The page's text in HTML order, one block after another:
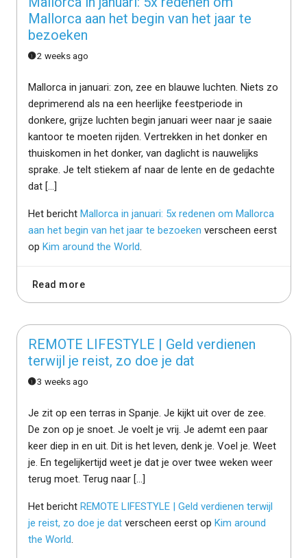
Mallorca aan het begin van het jaar te
bezoeken
2 weeks ago
Mallorca in januari: zon, zee en blauwe luchten. Niets zo
deprimerend als na een heerlijke feestperiode in
donkere, grijze luchten begin januari weer naar je saaie
kantoor te moeten rijden. Vertrekken in het donker en
thuiskomen in het donker, van daglicht is nauwelijks
sprake. Je telt stiekem af naar de lente en de gedachte
dat […]
Het bericht Mallorca in januari: 5x redenen om Mallorca
aan het begin van het jaar te bezoeken verscheen eerst
op Kim around the World
Read more
REMOTE LIFESTYLE | Geld verdienen
terwijl je reist, zo doe je dat
3 weeks ago
Je zit op een terras in Spanje. Je kijkt uit over de zee.
De zon op je snoet. Je voelt je vrij. Je ademt een paar
keer diep in en uit. Dit is het leven, denk je. Voel je. Weet
je. En tegelijkertijd weet je dat je over twee weken weer
terug moet. Terug naar […]
Het bericht REMOTE LIFESTYLE | Geld verdienen terwijl
je reist, zo doe je datverscheen eerst op Kim around
the World